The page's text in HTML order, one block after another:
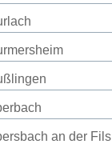
an der Fils